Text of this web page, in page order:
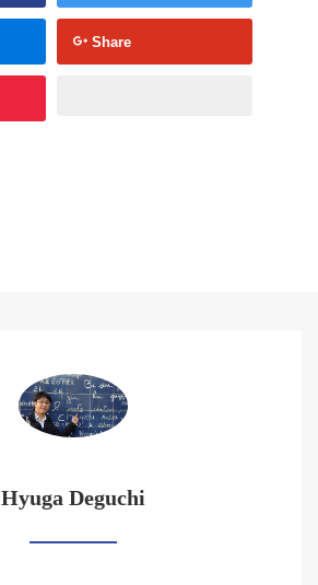
Share
Hyuga Deguchi